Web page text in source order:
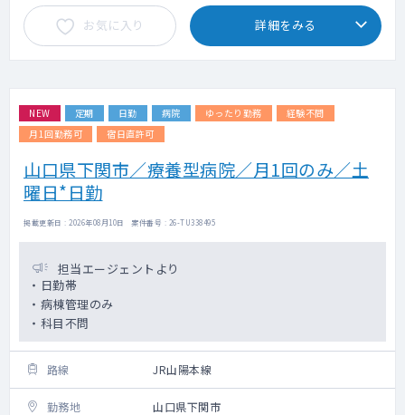
お気に入り 詳細をみる
NEW 定期 日勤 病院 ゆったり勤務
経験不問
月1回勤務可
宿日直許可
山口県下関市／療養型病院／月1回のみ／土
曜日*日勤
掲載更新日 : 2026年08月10日 案件番号 : 26-TU338495
担当エージェントより
・日勤帯
・病棟管理のみ
・科目不問
路線 JR山陽本線
勤務地 山口県下関市